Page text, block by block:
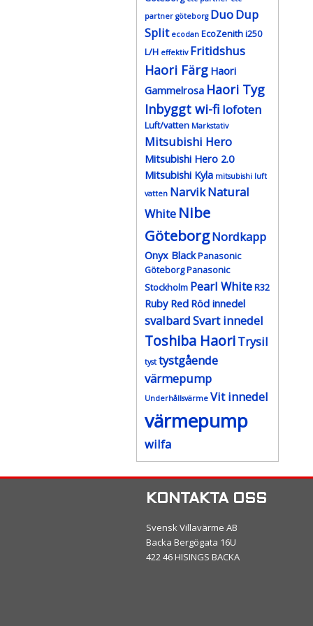
partner göteborg DuoDup
Split ecodan EcoZenith i250
L/H effektiv Fritidshus
Haori Färg Haori
Gammelrosa Haori Tyg
Inbyggt wi-fi lofoten
Luft/vatten Markstativ
Mitsubishi Hero
Mitsubishi Hero 2.0
Mitsubishi Kyla mitsubishi luft
vatten NarvikNatural
White Nibe
GöteborgNordkapp
Onyx Black Panasonic
Göteborg Panasonic
Stockholm Pearl White R32
Ruby Red Röd innedel
svalbardSvart innedel
Toshiba HaoriTrysil
tyst tystgående
värmepump
Underhållsvärme Vit innedel
värmepump
wilfa
KONTAKTA OSS
Svensk Villavärme AB
Backa Bergögata 16U
422 46 HISINGS BACKA